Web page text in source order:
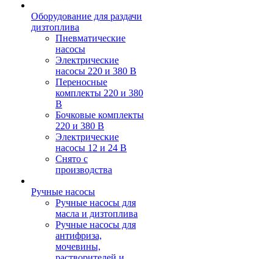
Оборудование для раздачи
дизтоплива
Пневматические
насосы
Электрические
насосы 220 и 380 В
Переносные
комплекты 220 и 380
В
Бочковые комплекты
220 и 380 В
Электрические
насосы 12 и 24 В
Снято с
производства
Ручные насосы
Ручные насосы для
масла и дизтоплива
Ручные насосы для
антифриза,
мочевины,